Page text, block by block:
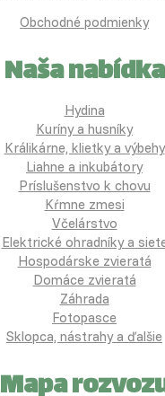
Obchodné podmienky
Naša nabídka
Hydina
Kuríny a husníky
Králikárne, klietky a výbehy
Liahne a inkubátory
Príslušenstvo k chovu
Kŕmne zmesi
Včelárstvo
Elektrické ohradníky a
Hospodárske zvieratá
Domáce zvieratá
Záhrada
Fotopasce
Sklopca, nástrahy a ďalšie